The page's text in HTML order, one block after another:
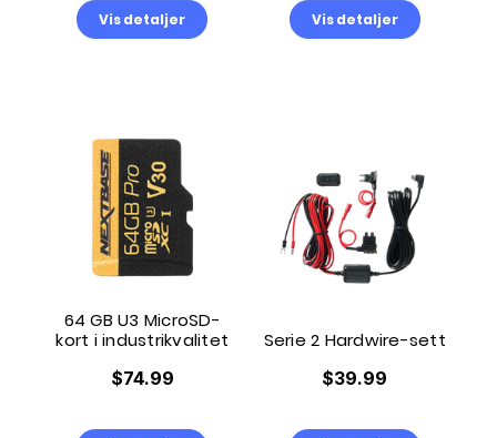
Vis detaljer Vis detaljer
64 GB U3 MicroSD-
kort i industrikvalitet
$74.99
Serie 2 Hardwire-sett
$39.99